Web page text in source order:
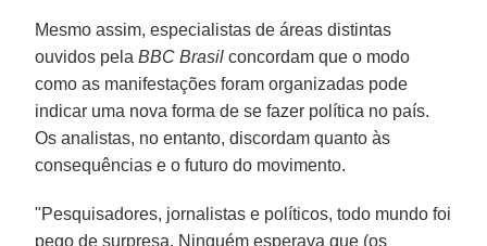
Mesmo assim, especialistas de áreas distintas
ouvidos pelaBBC Brasil concordam que o modo
como as manifestações foram organizadas pode
indicar uma nova forma de se fazer política no país.
Os analistas, no entanto, discordam quanto às
consequências e o futuro do movimento.
"Pesquisadores, jornalistas e políticos, todo mundo foi
pego de surpresa. Ninguém esperava que (os